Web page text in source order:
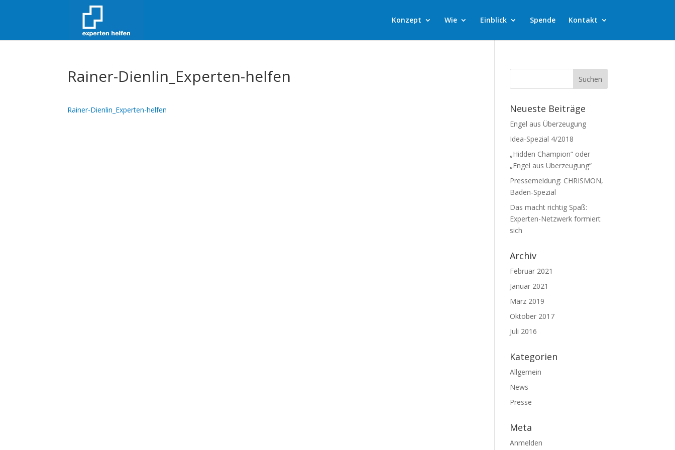
Konzept Wie Einblick Spende Kontakt
Rainer-Dienlin_Experten-helfen
Rainer-Dienlin_Experten-helfen Neueste Beiträge
Engel aus Überzeugung
Idea-Spezial 4/2018
„Hidden Champion“ oder
„Engel aus Überzeugung“
Pressemeldung: CHRISMON,
Baden-Spezial
Das macht richtig Spaß:
Experten-Netzwerk formiert
sich
Archiv
Februar 2021
Januar 2021
März 2019
Oktober 2017
Juli 2016
Kategorien
Allgemein
News
Presse
Meta
Anmelden